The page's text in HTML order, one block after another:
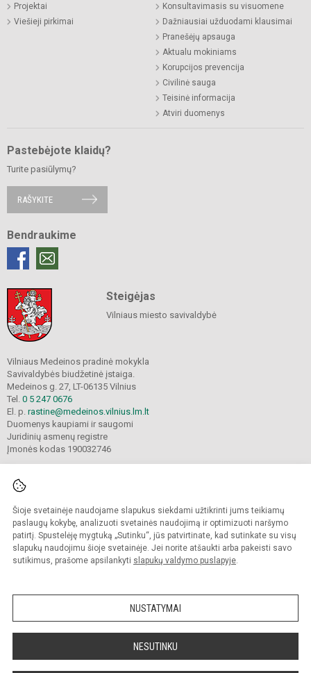
Šioje svetainėje naudojame slapukus siekdami užtikrinti jums teikiamų
paslaugų kokybę, analizuoti svetainės naudojimą ir optimizuoti naršymo
patirtį. Spustelėję mygtuką „Sutinku“, jūs patvirtinate, kad sutinkate su visų
slapukų naudojimu šioje svetainėje. Jei norite atšaukti arba pakeisti savo
sutikimus, prašome apsilankyti slapukų valdymo puslapyje.
NUSTATYMAI
NESUTINKU
Projektai
Viešieji pirkimai
Konsultavimasis su visuomene
Dažniausiai užduodami klausimai
Pranešėjų apsauga
Aktualu mokiniams
Korupcijos prevencija
Civilinė sauga
Teisinė informacija
Atviri duomenys
Pastebėjote klaidų?
Turite pasiūlymų?
RAŠYKITE
Bendraukime
Steigėjas
Vilniaus miesto savivaldybė
Vilniaus Medeinos pradinė mokykla
Savivaldybės biudžetinė įstaiga.
Medeinos g. 27, LT-06135 Vilnius
Tel. 0 5 247 0676
El. p. rastine@medeinos.vilnius.lm.lt
Duomenys kaupiami ir saugomi
Juridinių asmenų registre
Įmonės kodas 190032746
© 2021. Vilniaus Medeinos pradinė mokykla. Visos teisės saugomos.
Kopijuoti turinį be raštiško mokyklos sutikimo griežtai draudžiama.
Prieinamumo paraiška Slapukų valdymas
Sumanus būdas atnaujinti